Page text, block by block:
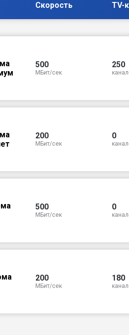
Скорость TV-
500
МБит/сек
250
200
МБит/сек
0
500
МБит/сек
0
200
МБит/сек
180